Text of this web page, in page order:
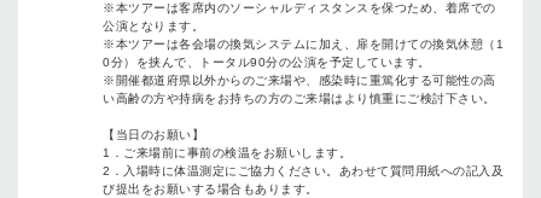
※本ツアーは客席内のソーシャルディスタンスを保つため、着席での
公演となります。
※本ツアーは各会場の換気システムに加え、扉を開けての換気休憩（1
0分）を挟んで、トータル90分の公演を予定しています。
※開催都道府県以外からのご来場や、感染時に重篤化する可能性の高
い高齢の方や持病をお持ちの方のご来場はより慎重にご検討下さい。
【当日のお願い】
1．ご来場前に事前の検温をお願いします。
2．入場時に体温測定にご協力ください。あわせて質問用紙への記入及
び提出をお願いする場合もあります。